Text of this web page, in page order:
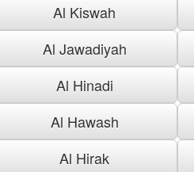
Al Kiswah
Al Jawadiyah
Al Hinadi
Al Hawash
Al Hirak